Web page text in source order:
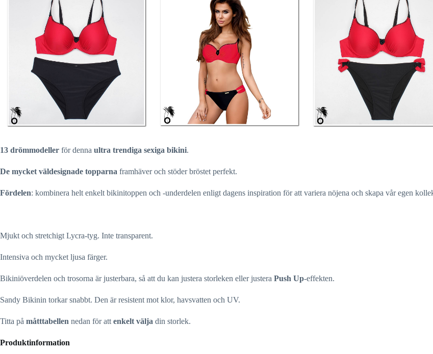
13 drömmodeller för denna ultra trendiga sexiga bikini.
De mycket väldesignade topparna framhäver och stöder bröstet perfekt.
Fördelen: kombinera helt enkelt bikinitoppen och -underdelen enligt dagens inspiration för att variera nöjena och skapa vår egen
Mjukt och stretchigt Lycra-tyg. Inte transparent.
Intensiva och mycket ljusa färger.
Bikiniöverdelen och trosorna är justerbara, så att du kan justera storleken eller justera Push Up-effekten.
Sandy Bikinin torkar snabbt. Den är resistent mot klor, havsvatten och UV.
Titta på måtttabellen nedan för att enkelt välja din storlek.
Produktinformation